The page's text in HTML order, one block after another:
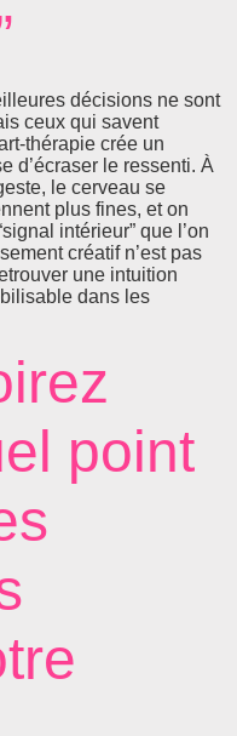
décisions ne sont
ceux qui savent
thérapie crée un
d’écraser le ressenti. À
le cerveau se
plus fines, et on
intérieur” que l’on
créatif n’est pas
une intuition
dans les
point